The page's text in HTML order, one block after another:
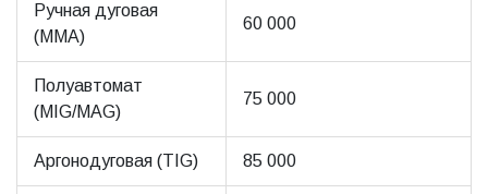
Ручная дуговая
(MMA)
60 000
Полуавтомат
(MIG/MAG)
75 000
Аргонодуговая (TIG) 85 000